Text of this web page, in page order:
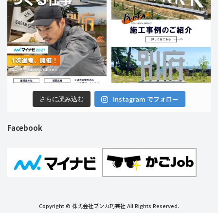
さらに読み込む Instagram でフォロー
Facebook
Copyright © 株式会社ブンカ巧芸社 All Rights Reserved.